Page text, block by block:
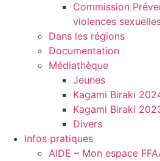
Commission
violences
Dans les régions
Documentation
Médiathèque
Jeunes
Kagami Biraki
Kagami Biraki
Divers
Infos pratiques
AIDE – Mon espace